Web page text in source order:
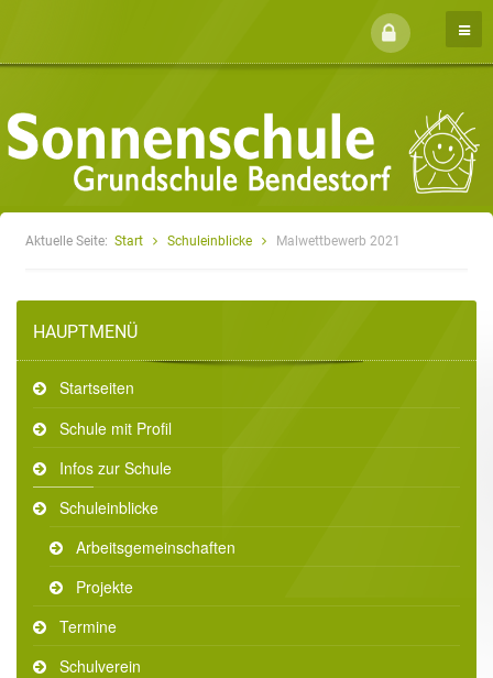
Aktuelle Seite: Start Schuleinblicke Malwettbewerb 2021
HAUPTMENÜ
Startseiten
Schule mit Profil
Infos zur Schule
Schuleinblicke
Arbeitsgemeinschaften
Projekte
Termine
Schulverein